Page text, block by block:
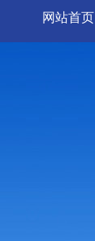
网站首页